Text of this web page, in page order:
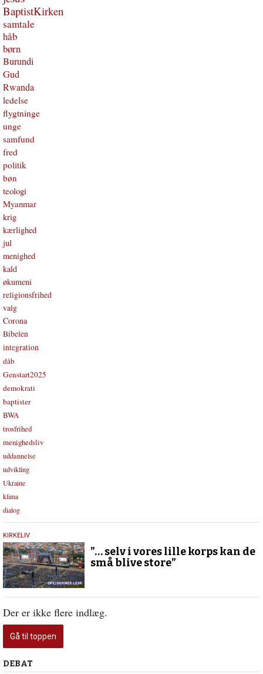
BaptistKirken
samtale
håb
børn
Burundi
Gud
Rwanda
ledelse
flygtninge
unge
samfund
fred
politik
bøn
teologi
Myanmar
krig
kærlighed
jul
menighed
kald
økumeni
religionsfrihed
valg
Corona
Bibelen
integration
dåb
Genstart2025
demokrati
baptister
BWA
trosfrihed
menighedsliv
uddannelse
udvikling
Ukraine
klima
dialog
5.
juli
2026
KIRKELIV
”… selv i vores lille korps kan de
små blive store”
Der er ikke flere indlæg.
Gå til toppen
Debat
DEBAT